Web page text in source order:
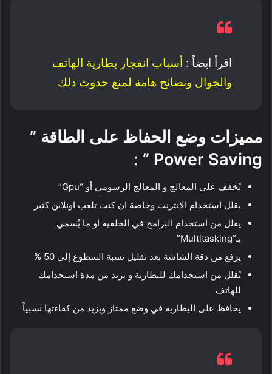
اقرأ ايضاً : أسباب انفجار بطارية الهاتف
والجوال ونصائح هامة لمنع حدوث ذلك
مميزات وضع الحفاظ على الطاقة ”
Power Saving ” :
يُخفف علي المعالج و المعالج الرسومي أو “Gpu”
يقلل استخدام الانترنت وخاصة ان كنت تلعب اونلاين كثير
يقلل من استخدام البرامج في الخلفية او ما يُسمي
بـ”Multitasking”
يرفع من دقة الشاشة بعد تقليل نسبة السطوع إلى 50 %
يُقلل من استخدامك للبطارية و يزيد من مدة استخدامك
للهاتف
يحافظ على البطارية في وضع ممتاز ويزيد من كفاءتها نسبياً